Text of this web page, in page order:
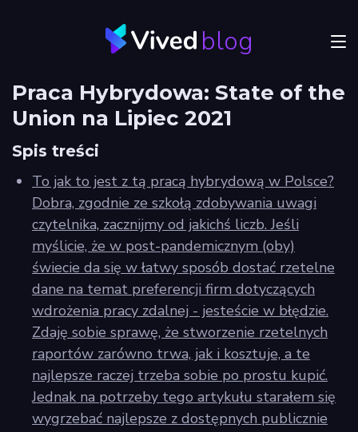
blog
JVM
Frontend
Autorzy
Odkryj
Vived
Privacy
policy
Praca Hybrydowa: State of the
Union na Lipiec 2021
Spis treści
To jak to jest z tą pracą hybrydową w Polsce?
Dobra, zgodnie ze szkołą zdobywania uwagi
czytelnika, zacznijmy od jakichś liczb. Jeśli
myślicie, że w post-pandemicznym (oby)
świecie da się w łatwy sposób dostać rzetelne
dane na temat preferencji firm dotyczących
wdrożenia pracy zdalnej - jesteście w błędzie.
Zdaję sobie sprawę, że stworzenie rzetelnych
raportów zarówno trwa, jak i kosztuje, a te
najlepsze raczej trzeba sobie po prostu kupić.
Jednak na potrzeby tego artykułu starałem się
wygrzebać najlepsze z dostępnych publicznie